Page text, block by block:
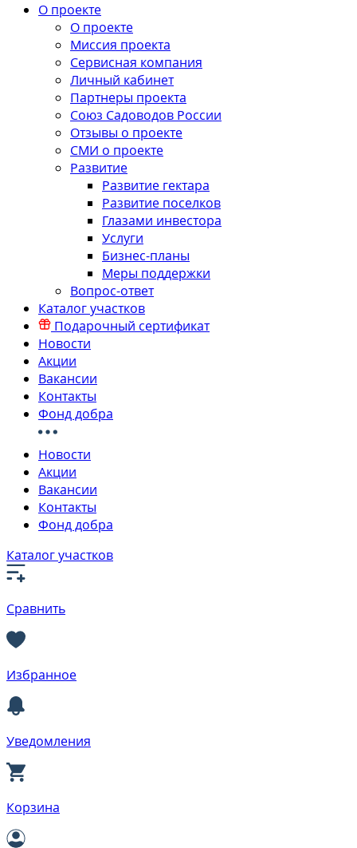
О проекте
О проекте
Миссия проекта
Сервисная компания
Личный кабинет
Партнеры проекта
Союз Садоводов России
Отзывы о проекте
СМИ о проекте
Развитие
Развитие гектара
Развитие поселков
Глазами инвестора
Услуги
Бизнес-планы
Меры поддержки
Вопрос-ответ
Каталог участков
Подарочный сертификат
Новости
Акции
Вакансии
Контакты
Фонд добра
Новости
Акции
Вакансии
Контакты
Фонд добра
Каталог участков
Сравнить
Избранное
Уведомления
Корзина